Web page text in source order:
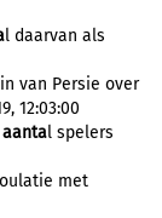
l daarvan als
van Persie over
12:03:00
aantal spelers
met